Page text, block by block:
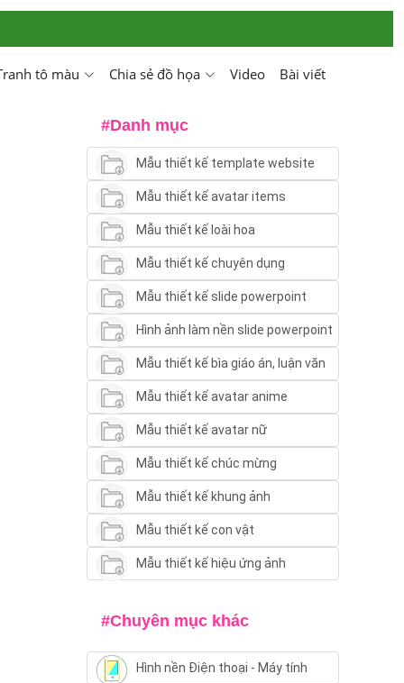
tô màu Chia sẻ đồ họa Video Bài viết
#Danh mục
Mẫu thiết kế template website
Mẫu thiết kế avatar items
Mẫu thiết kế loài hoa
Mẫu thiết kế chuyên dụng
Mẫu thiết kế slide powerpoint
Hình ảnh làm nền slide powerpoint
Mẫu thiết kế bìa giáo án, luận văn
Mẫu thiết kế avatar anime
Mẫu thiết kế avatar nữ
Mẫu thiết kế chúc mừng
Mẫu thiết kế khung ảnh
Mẫu thiết kế con vật
Mẫu thiết kế hiệu ứng ảnh
#Chuyên mục khác
Hình nền Điện thoại - Máy tính